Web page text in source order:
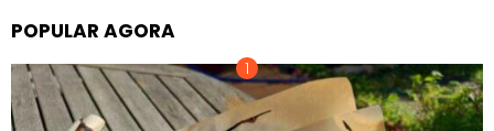
POPULAR AGORA